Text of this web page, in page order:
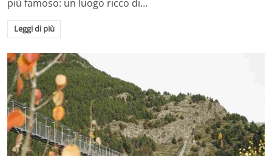
più famoso: un luogo ricco di…
Leggi di più